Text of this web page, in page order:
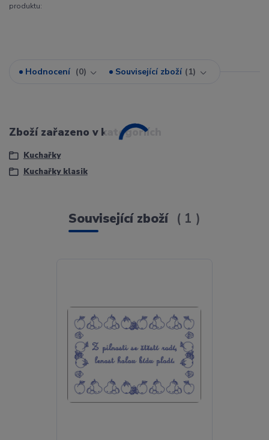
produktu:
Hodnocení 0 Související zboží 1
Zboží zařazeno v kategoriích
Kuchařky
Kuchařky klasik
Související zboží 1